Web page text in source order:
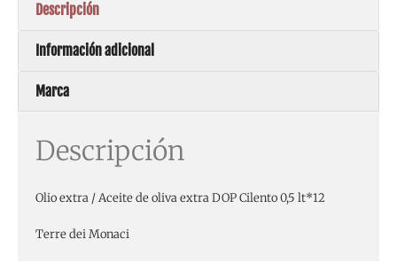
Descripción
Información adicional
Marca
Descripción
Olio extra / Aceite de oliva extra DOP Cilento 0,5 lt*12
Terre dei Monaci